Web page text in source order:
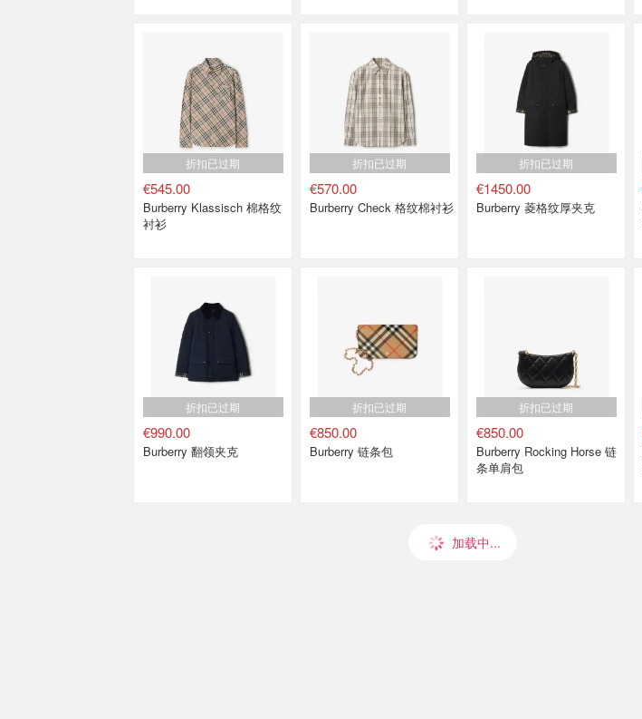
折扣已过期
€545.00
Burberry Klassisch 棉格纹
衬衫
折扣已过期
€570.00
Burberry Check 格纹棉衬衫
折扣已过期
€1450.00
Burberry 菱格纹厚夹克
折扣已过期
€990.00
Burberry 翻领夹克
折扣已过期
€850.00
Burberry 链条包
折扣已过期
€850.00
Burberry Rocking Horse 链
条单肩包
加载中...